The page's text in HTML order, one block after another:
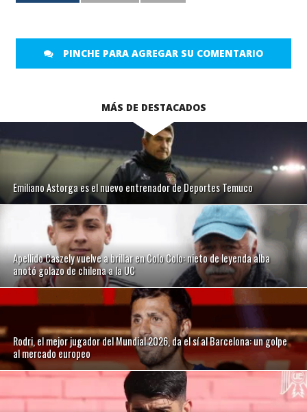
PINCHE PARA AGREGAR SU COMENTARIO
MÁS DE DESTACADOS
Emiliano Astorga es el nuevo entrenador de Deportes Temuco
Apellido Caszely vuelve a brillar en Colo Colo: nieto de leyenda alba
anotó golazo de chilena a la UC
Rodri, el mejor jugador del Mundial 2026, da el sí al Barcelona: un golpe
al mercado europeo